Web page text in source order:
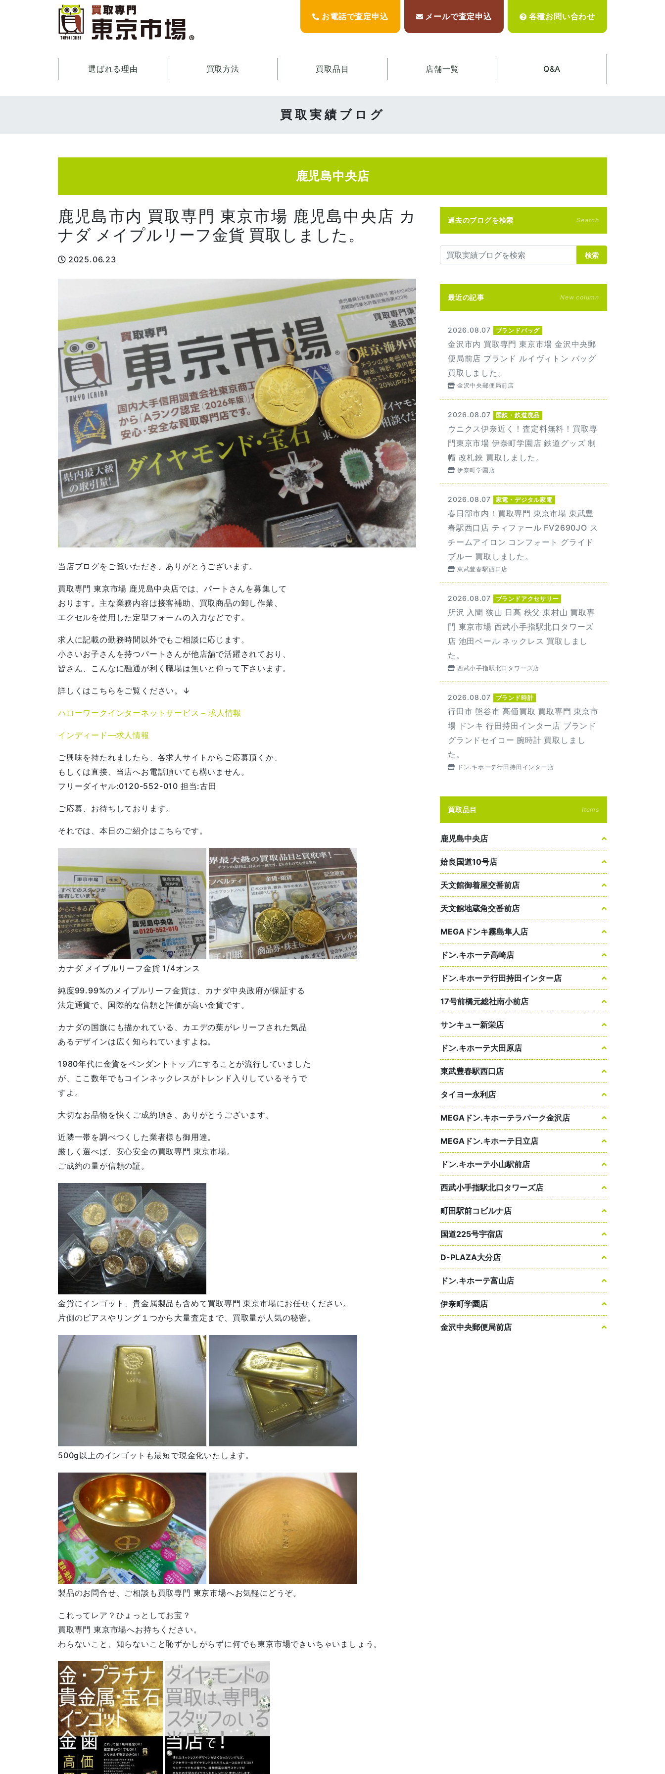
お電話で査定申込 メールで査定申込 各種お問い合わせ
選ばれる理由 買取方法 買取品目 店舗一覧 Q&A
買取実績ブログ
鹿児島中央店
鹿児島市内 買取専門 東京市場 鹿児島中央店 カ
ナダ メイプルリーフ金貨 買取しました。
2025.06.23
当店ブログをご覧いただき、ありがとうございます。
買取専門 東京市場 鹿児島中央店では、パートさんを募集して
おります。主な業務内容は接客補助、買取商品の卸し作業、
エクセルを使用した定型フォームの入力などです。
求人に記載の勤務時間以外でもご相談に応じます。
小さいお子さんを持つパートさんが他店舗で活躍されており、
皆さん、こんなに融通が利く職場は無いと仰って下さいます。
詳しくはこちらをご覧ください。↓
ハローワークインターネットサービス – 求人情報
インディード―求人情報
ご興味を持たれましたら、各求人サイトからご応募頂くか、
もしくは直接、当店へお電話頂いても構いません。
フリーダイヤル:0120-552-010 担当:古田
ご応募、お待ちしております。
それでは、本日のご紹介はこちらです。
カナダ メイプルリーフ金貨 1/4オンス
純度99.99%のメイプルリーフ金貨は、カナダ中央政府が保証する
法定通貨で、国際的な信頼と評価が高い金貨です。
カナダの国旗にも描かれている、カエデの葉がレリーフされた気品
あるデザインは広く知られていますよね。
1980年代に金貨をペンダントトップにすることが流行していました
が、ここ数年でもコインネックレスがトレンド入りしているそうで
すよ。
大切なお品物を快くご成約頂き、ありがとうございます。
近隣一帯を調べつくした業者様も御用達。
厳しく選べば、安心安全の買取専門 東京市場。
ご成約の量が信頼の証。
金貨にインゴット、貴金属製品も含めて買取専門 東京市場にお任せください。
片側のピアスやリング１つから大量査定まで、買取量が人気の秘密。
500g以上のインゴットも最短で現金化いたします。
製品のお問合せ、ご相談も買取専門 東京市場へお気軽にどうぞ。
これってレア？ひょっとしてお宝？
買取専門 東京市場へお持ちください。
わらないこと、知らないこと恥ずかしがらずに何でも東京市場できいちゃいましょう。
過去のブログを検索 Search
検索
最近の記事 New column
2026.08.07 ブランドバッグ
金沢市内 買取専門 東京市場 金沢中央郵
便局前店 ブランド ルイヴィトン バッグ
買取しました。
金沢中央郵便局前店
2026.08.07 国鉄・鉄道廃品
ウニクス伊奈近く！査定料無料！買取専
門東京市場 伊奈町学園店 鉄道グッズ 制
帽 改札鋏 買取しました。
伊奈町学園店
2026.08.07 家電・デジタル家電
春日部市内！買取専門 東京市場 東武豊
春駅西口店 ティファール FV2690JO ス
チームアイロン コンフォート グライド
ブルー 買取しました。
東武豊春駅西口店
2026.08.07 ブランドアクセサリー
所沢 入間 狭山 日高 秩父 東村山 買取専
門 東京市場 西武小手指駅北口タワーズ
店 池田ベール ネックレス 買取しまし
た。
西武小手指駅北口タワーズ店
2026.08.07 ブランド時計
行田市 熊谷市 高価買取 買取専門 東京市
場 ドンキ 行田持田インター店 ブランド
グランドセイコー 腕時計 買取しまし
た。
ドン.キホーテ行田持田インター店
買取品目 Items
鹿児島中央店
姶良国道10号店
天文館御着屋交番前店
天文館地蔵角交番前店
MEGAドンキ霧島隼人店
ドン.キホーテ高崎店
ドン.キホーテ行田持田インター店
17号前橋元総社南小前店
サンキュー新栄店
ドン.キホーテ大田原店
東武豊春駅西口店
タイヨー永利店
MEGAドン.キホーテラパーク金沢店
MEGAドン.キホーテ日立店
ドン.キホーテ小山駅前店
西武小手指駅北口タワーズ店
町田駅前コビルナ店
国道225号宇宿店
D-PLAZA大分店
ドン.キホーテ富山店
伊奈町学園店
金沢中央郵便局前店